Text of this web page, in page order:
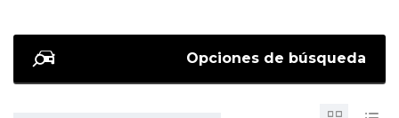
Opciones de búsqueda